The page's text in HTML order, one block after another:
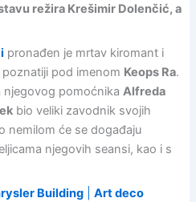
režira Krešimir Dolenčić, a
pronađen je mrtav kiromant i
pod imenom Keops Ra.
njegovog pomoćnika Alfreda
bio veliki zavodnik svojih
nemilom će se događaju
njegovih seansi, kao i s
Building| Art deco